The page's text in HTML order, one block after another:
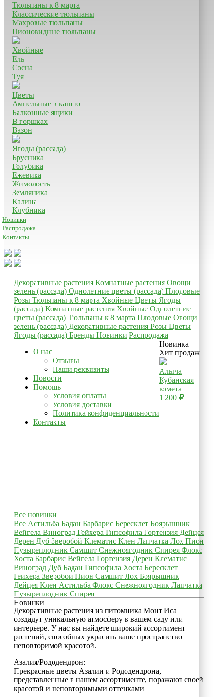
Тюльпаны к 8 марта
Классические тюльпаны
Махровые тюльпаны
Пионовидные тюльпаны
Хвойные
Ель
Сосна
Туя
Цветы
Ампельные в кашпо
Балконные ящики
В горшках
Вазон
Ягоды (рассада)
Брусника
Голубика
Ежевика
Жимолость
Земляника
Калина
Клубника
Новинки
Распродажа
Контакты
Декоративные растения Комнатные растения Овощи
зелень (рассада) Однолетние цветы (рассада) Плодовые
Розы Тюльпаны к 8 марта Хвойные Цветы Ягоды
(рассада) Комнатные растения Хвойные Однолетние
цветы (рассада) Тюльпаны к 8 марта Плодовые Овощи
зелень (рассада) Декоративные растения Розы Цветы
Ягоды (рассада) Бренды Новинки Распродажа
О нас
Отзывы
Наши реквизиты
Новости
Помощь
Условия оплаты
Условия доставки
Политика конфиденциальности
Контакты
Новинка
Хит продаж
Алыча
Кубанская
комета
1 200
Все новинки
Все Астильба Бадан Барбарис Бересклет Боярышник
Вейгела Виноград Гейхера Гипсофила Гортензия Дейцея
Дерен Дуб Зверобой Клематис Клен Лапчатка Лох Пион
Пузыреплодник Самшит Снежноягодник Спирея Флокс
Хоста Барбарис Вейгела Гортензия Дерен Клематис
Виноград Дуб Бадан Гипсофила Хоста Бересклет
Гейхера Зверобой Пион Самшит Лох Боярышник
Дейцея Клен Астильба Флокс Снежноягодник Лапчатка
Пузыреплодник Спирея
Новинки
Декоративные растения из питомника Монт Иса
создадут уникальную атмосферу в вашем саду или
интерьере. У нас вы найдете широкий ассортимент
растений, способных украсить ваше пространство
неповторимой красотой.
Азалия/Рододендрон:
Прекрасные цветы Азалии и Рододендрона,
представленные в нашем ассортименте, поражают своей
красотой и неповторимыми оттенками.